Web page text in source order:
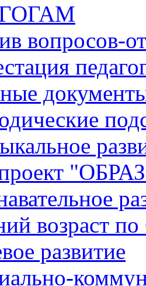
вопросов-
возраст
развитие